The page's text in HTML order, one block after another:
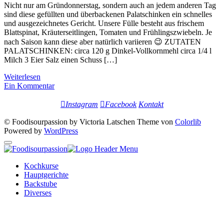
Nicht nur am Gründonnerstag, sondern auch an jedem anderen Tag
sind diese gefüllten und überbackenen Palatschinken ein schnelles
und ausgezeichnetes Gericht. Unsere Fülle besteht aus frischem
Blattspinat, Kräuterseitlingen, Tomaten und Frühlingszwiebeln. Je
nach Saison kann diese aber natürlich variieren 😉 ZUTATEN
PALATSCHINKEN: circa 120 g Dinkel-Vollkornmehl circa 1/4 l
Milch 3 Eier Salz einen Schuss […]
Weiterlesen
Ein Kommentar
Instagram Facebook Kontakt
© Foodisourpassion by Victoria Latschen Theme von Colorlib
Powered by WordPress
Kochkurse
Hauptgerichte
Backstube
Diverses